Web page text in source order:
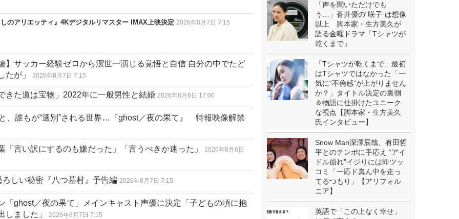
のアリエッティ』4Kデジタルリマスター IMAX上映決定 2026年8月7日 7:15
】サッカー経験ゼロから潔世一演じる覚悟と自信 自分の中でたど
たが」
2026年8月7日 7:15
きた道は宝物」2022年に一般男性と結婚 2026年8月6日 17:00
誰もが“選別”される世界…『ghost／夜の果て』 特報映像解禁
言い訳にするのも嫌だった」「言うべきか迷った」 2026年8月6日
ろしい秘密『八つ墓村』予告編 2026年8月7日 7:15
「ghost／夜の果て」メインキャスト声優に決定「子どもの頃に抱
しました」
2026年8月7日 7:15
「声を聞いただけでも
う…」蒼井優の“咲子”は想像
以上 脚本家・生方美久が
語る金曜ドラマ「Tシャツが
乾くまで」
「Tシャツが乾くまで」最初
はTシャツではなかった「一
気に“不倫感”が上がりません
か？」タイトル決定の裏側
＆物語に仕掛けたユニーク
な視点【脚本家・生方美久
氏インタビュー】
Snow Man深澤辰哉、有田哲
平とのテンポに手応え “アイ
ドル崩れ”イジりには即ツッ
コミ「一応ド真ん中を走っ
てるつもり」【アリフォル
ニア】
英語で「この上なく幸せ」